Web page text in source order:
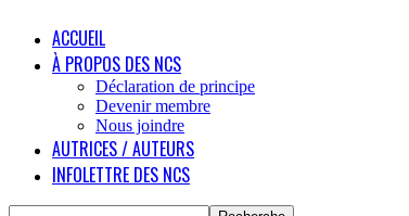
ACCUEIL
À PROPOS DES NCS
Déclaration de principe
Devenir membre
Nous joindre
AUTRICES / AUTEURS
INFOLETTRE DES NCS